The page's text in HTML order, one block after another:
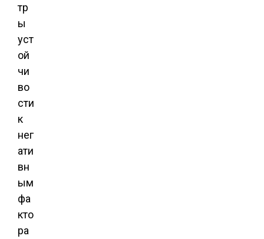
тр
ы
уст
ой
чи
во
сти
к
нег
ати
вн
ым
фа
кто
ра